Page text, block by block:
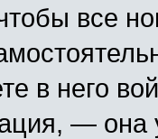
все
в него
—